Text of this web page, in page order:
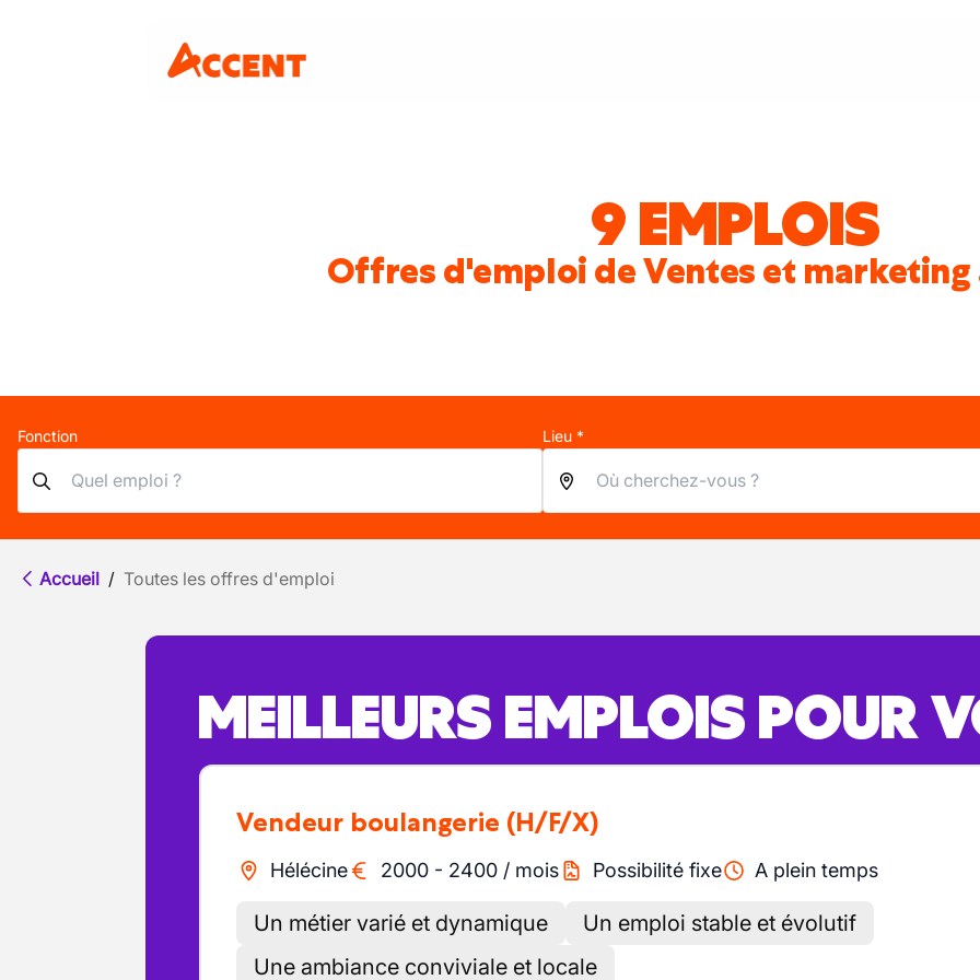
9 EMPLOIS
Offres d'emploi de Ventes et marketing
Fonction Lieu *
Accueil / Toutes les offres d'emploi
MEILLEURS EMPLOIS POUR
Vendeur boulangerie (H/F/X)
Hélécine 2000 - 2400 / mois Possibilité fixe A plein temps
Un métier varié et dynamique
Un emploi stable et évolutif
Une ambiance conviviale et locale